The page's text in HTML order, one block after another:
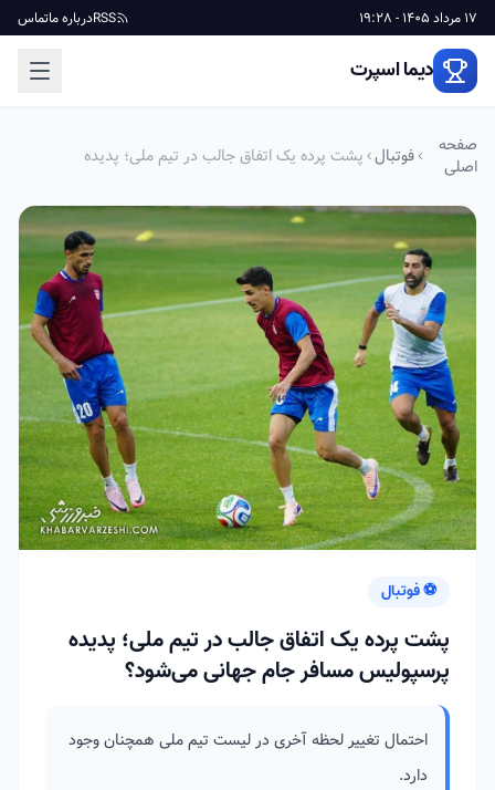
17 مرداد 1405 - 19:28 RSSدرباره ماتماس
دیما اسپرت
صفحه
اصلی
فوتبال پشت پرده یک اتفاق جالب در تیم ملی؛ پدیده
⚽ فوتبال
پشت پرده یک اتفاق جالب در تیم ملی؛ پدیده
پرسپولیس مسافر جام جهانی می‌شود؟
احتمال تغییر لحظه آخری در لیست تیم ملی همچنان وجود
دارد.